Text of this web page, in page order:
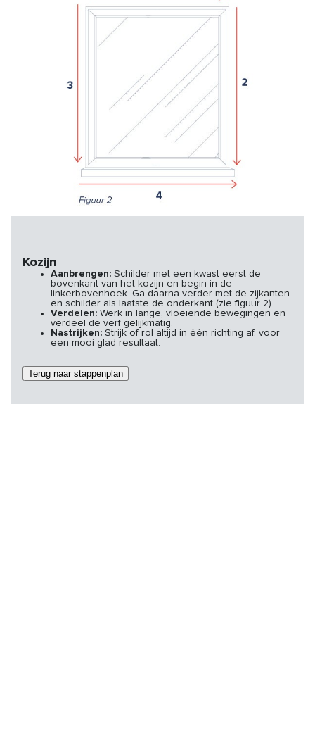
Kozijn
Aanbrengen: Schilder met een kwast eerst de
bovenkant van het kozijn en begin in de
linkerbovenhoek. Ga daarna verder met de zijkanten
en schilder als laatste de onderkant (zie figuur 2).
Verdelen: Werk in lange, vloeiende bewegingen en
verdeel de verf gelijkmatig.
Nastrijken: Strijk of rol altijd in één richting af, voor
een mooi glad resultaat.
Terug naar stappenplan